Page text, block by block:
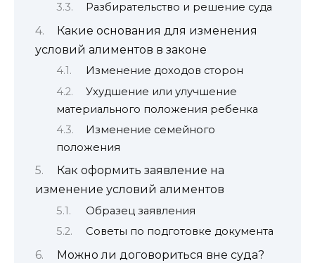
Разбирательство и решение суда
Какие основания для изменения
условий алиментов в законе
Изменение доходов сторон
Ухудшение или улучшение
материального положения ребенка
Изменение семейного
положения
Как оформить заявление на
изменение условий алиментов
Образец заявления
Советы по подготовке документа
Можно ли договориться вне суда?